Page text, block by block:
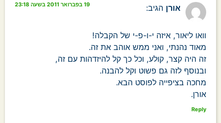
אורן הגיב: 19 בפברואר 2011 בשעה 23:18
וואו ליאור, איזה י-ו-פ-י של הקבלה!
מאוד נהנתי, ואני ממש אוהב את זה.
זה היה קצר, קולע, וכל כך קל להיזדהות עם זה,
ובנוסף לזה גם פשוט וקל להבנה.
מחכה בציפייה לפוסט הבא.
אורן.
Reply